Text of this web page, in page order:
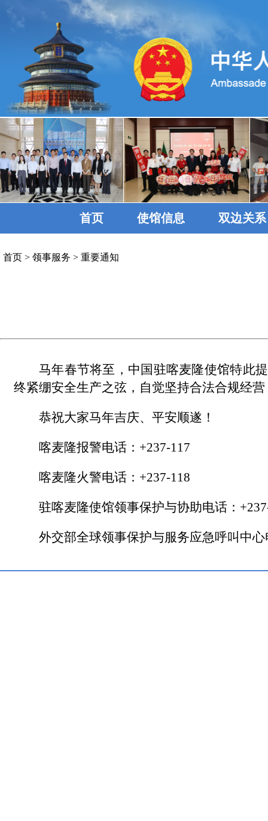
首页 使馆信息 双边关系
首页 > 领事服务 > 重要通知
马年春节将至，中国驻喀麦隆使馆特此
终紧绷安全生产之弦，自觉坚持合法合规经
恭祝大家马年吉庆、平安顺遂！
喀麦隆报警电话：+237-117
喀麦隆火警电话：+237-118
驻喀麦隆使馆领事保护与协助电话：
外交部全球领事保护与服务应急呼叫中